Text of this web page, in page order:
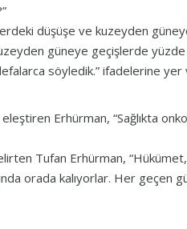
düşüşe ve kuzeyden
güneye geçişlerde
söyledik.” ifadelerine yer
Erhürman, “Sağlıkta
Tufan Erhürman, “Hükümet,
orada kalıyorlar. Her geçen